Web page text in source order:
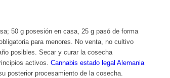
50 g posesión en casa, 25 g pasó de forma
para menores. No venta, no cultivo
posibles. Secar y curar la cosecha
activos. Cannabis estado legal Alemania
posterior procesamiento de la cosecha.